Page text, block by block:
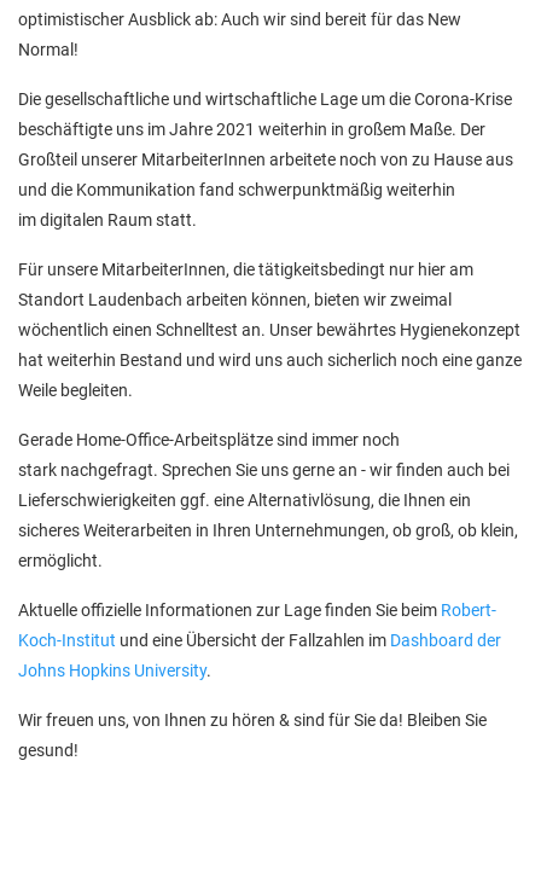
optimistischer Ausblick ab: Auch wir sind bereit für das New
Normal!
Die gesellschaftliche und wirtschaftliche Lage um die Corona-Krise
beschäftigte uns im Jahre 2021 weiterhin in großem Maße. Der
Großteil unserer MitarbeiterInnen arbeitete noch von zu Hause aus
und die Kommunikation fand schwerpunktmäßig weiterhin
im digitalen Raum statt.
Für unsere MitarbeiterInnen, die tätigkeitsbedingt nur hier am
Standort Laudenbach arbeiten können, bieten wir zweimal
wöchentlich einen Schnelltest an. Unser bewährtes Hygienekonzept
hat weiterhin Bestand und wird uns auch sicherlich noch eine ganze
Weile begleiten.
Gerade Home-Office-Arbeitsplätze sind immer noch
stark nachgefragt. Sprechen Sie uns gerne an - wir finden auch bei
Lieferschwierigkeiten ggf. eine Alternativlösung, die Ihnen ein
sicheres Weiterarbeiten in Ihren Unternehmungen, ob groß, ob klein,
ermöglicht.
Aktuelle offizielle Informationen zur Lage finden Sie beim Robert-
Koch-Institut und eine Übersicht der Fallzahlen im Dashboard der
Johns Hopkins University.
Wir freuen uns, von Ihnen zu hören & sind für Sie da! Bleiben Sie
gesund!